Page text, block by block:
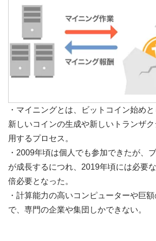
・マイニングとは、ビットコイン始めと
新しいコインの生成や新しいトランザ
用するプロセス。
・2009年頃は個人でも参加できたが、
が成長するにつれ、2019年頃には必要
倍必要となった。
・計算能力の高いコンピューターや巨
で、専門の企業や集団しかできない。